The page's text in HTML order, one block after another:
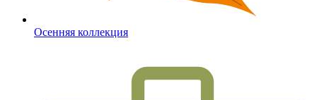
Осенняя коллекция